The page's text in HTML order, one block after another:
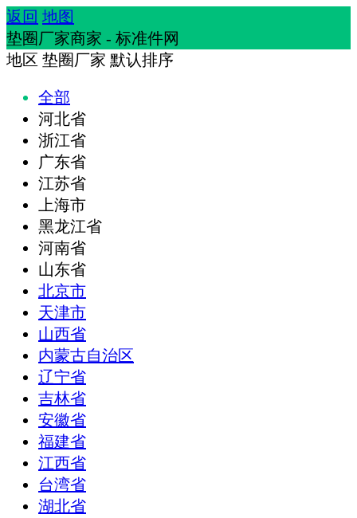
返回 地图
垫圈厂家商家 - 标准件网
地区 垫圈厂家 默认排序
全部
河北省
浙江省
广东省
江苏省
上海市
黑龙江省
河南省
山东省
北京市
天津市
山西省
内蒙古自治区
辽宁省
吉林省
安徽省
福建省
江西省
台湾省
湖北省